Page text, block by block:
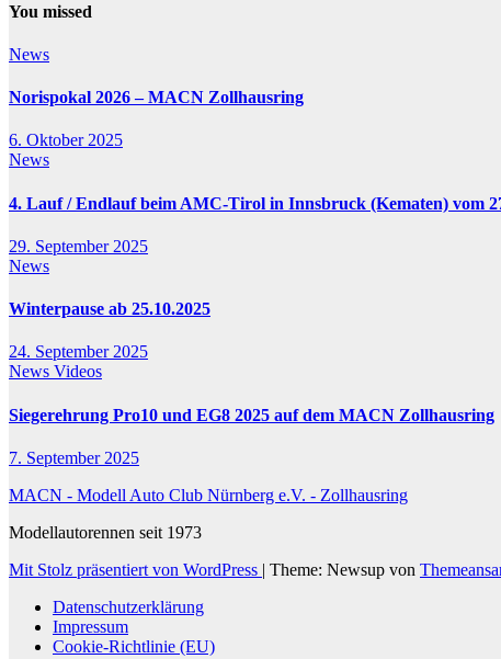
You missed
News
Norispokal 2026 – MACN Zollhausring
6. Oktober 2025
News
4. Lauf / Endlauf beim AMC-Tirol in Innsbruck (Kematen) vom
29. September 2025
News
Winterpause ab 25.10.2025
24. September 2025
News Videos
Siegerehrung Pro10 und EG8 2025 auf dem MACN Zollhausring
7. September 2025
MACN - Modell Auto Club Nürnberg e.V. - Zollhausring
Modellautorennen seit 1973
Mit Stolz präsentiert von WordPress | Theme: Newsup von
Datenschutzerklärung
Impressum
Cookie-Richtlinie (EU)